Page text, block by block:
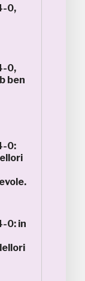
0,
0,
ben
0:
0: in